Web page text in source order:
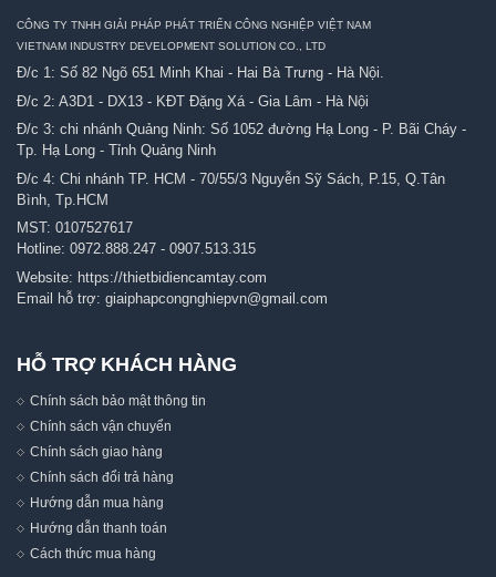
CÔNG TY TNHH GIẢI PHÁP PHÁT TRIỂN CÔNG NGHIỆP VIỆT NAM
VIETNAM INDUSTRY DEVELOPMENT SOLUTION CO., LTD
Đ/c 1: Số 82 Ngõ 651 Minh Khai - Hai Bà Trưng - Hà Nội.
Đ/c 2: A3D1 - DX13 - KĐT Đặng Xá - Gia Lâm - Hà Nội
Đ/c 3: chi nhánh Quảng Ninh: Số 1052 đường Hạ Long - P. Bãi Cháy -
Tp. Hạ Long - Tỉnh Quảng Ninh
Đ/c 4: Chi nhánh TP. HCM - 70/55/3 Nguyễn Sỹ Sách, P.15, Q.Tân
Bình, Tp.HCM
MST: 0107527617
Hotline: 0972.888.247 - 0907.513.315
Website: https://thietbidiencamtay.com
Email hỗ trợ: giaiphapcongnghiepvn@gmail.com
HỖ TRỢ KHÁCH HÀNG
Chính sách bảo mật thông tin
Chính sách vận chuyển
Chính sách giao hàng
Chính sách đổi trả hàng
Hướng dẫn mua hàng
Hướng dẫn thanh toán
Cách thức mua hàng